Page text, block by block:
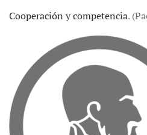
Cooperación y competencia.